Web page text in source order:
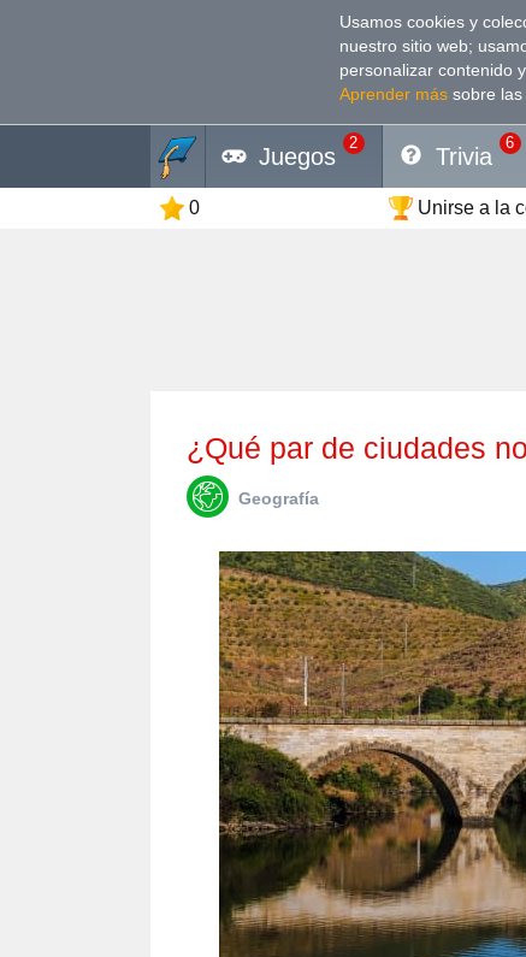
Usamos cookies y
nuestro sitio web;
personalizar contenido
Aprender más sobre las
Juegos
2
Trivia
6
0 Unirse a la
¿Qué par de ciudades
Geografía